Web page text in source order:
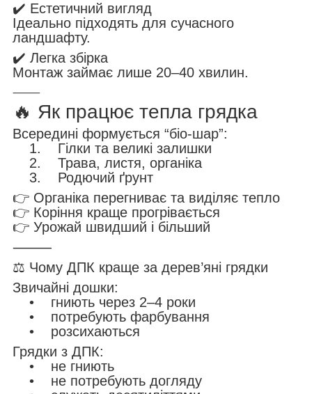
✔️ Естетичний вигляд
Ідеально підходять для сучасного
ландшафту.
✔️ Легка збірка
Монтаж займає лише 20–40 хвилин.
⸻
🔥 Як працює тепла грядка
Всередині формується “біо-шар”:
1. Гілки та великі залишки
2. Трава, листя, органіка
3. Родючий ґрунт
👉 Органіка перегниває та виділяє тепло
👉 Коріння краще прогрівається
👉 Урожай швидший і більший
⸻
⚖️ Чому ДПК краще за дерев’яні грядки
Звичайні дошки:
• гниють через 2–4 роки
• потребують фарбування
• розсихаються
Грядки з ДПК:
• не гниють
• не потребують догляду